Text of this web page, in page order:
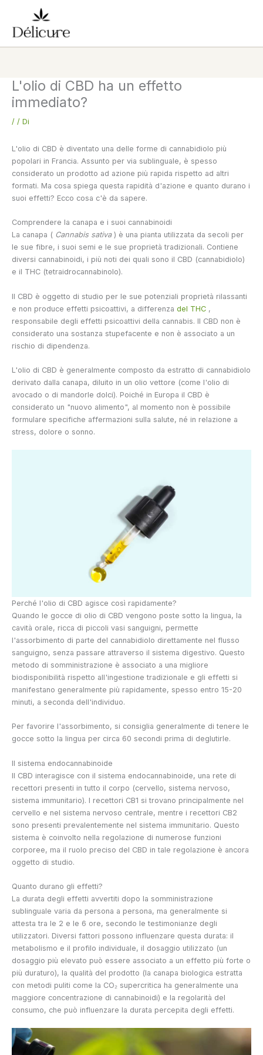
contenuto
L'olio di CBD ha un effetto
immediato?
/ / Di
L'olio di CBD è diventato una delle forme di cannabidiolo più
popolari in Francia. Assunto per via sublinguale, è spesso
considerato un prodotto ad azione più rapida rispetto ad altri
formati. Ma cosa spiega questa rapidità d'azione e quanto durano i
suoi effetti? Ecco cosa c'è da sapere.
Comprendere la canapa e i suoi cannabinoidi
La canapa ( Cannabis sativa) è una pianta utilizzata da secoli per
le sue fibre, i suoi semi e le sue proprietà tradizionali. Contiene
diversi cannabinoidi, i più noti dei quali sono il CBD (cannabidiolo)
e il THC (tetraidrocannabinolo).
Il CBD è oggetto di studio per le sue potenziali proprietà rilassanti
e non produce effetti psicoattivi, a differenza del THC ,
responsabile degli effetti psicoattivi della cannabis. Il CBD non è
considerato una sostanza stupefacente e non è associato a un
rischio di dipendenza.
L'olio di CBD è generalmente composto da estratto di cannabidiolo
derivato dalla canapa, diluito in un olio vettore (come l'olio di
avocado o di mandorle dolci). Poiché in Europa il CBD è
considerato un "nuovo alimento", al momento non è possibile
formulare specifiche affermazioni sulla salute, né in relazione a
stress, dolore o sonno.
Perché l'olio di CBD agisce così rapidamente?
Quando le gocce di olio di CBD vengono poste sotto la lingua, la
cavità orale, ricca di piccoli vasi sanguigni, permette
l'assorbimento di parte del cannabidiolo direttamente nel flusso
sanguigno, senza passare attraverso il sistema digestivo. Questo
metodo di somministrazione è associato a una migliore
biodisponibilità rispetto all'ingestione tradizionale e gli effetti si
manifestano generalmente più rapidamente, spesso entro 15-20
minuti, a seconda dell'individuo.
Per favorire l'assorbimento, si consiglia generalmente di tenere le
gocce sotto la lingua per circa 60 secondi prima di deglutirle.
Il sistema endocannabinoide
Il CBD interagisce con il sistema endocannabinoide, una rete di
recettori presenti in tutto il corpo (cervello, sistema nervoso,
sistema immunitario). I recettori CB1 si trovano principalmente nel
cervello e nel sistema nervoso centrale, mentre i recettori CB2
sono presenti prevalentemente nel sistema immunitario. Questo
sistema è coinvolto nella regolazione di numerose funzioni
corporee, ma il ruolo preciso del CBD in tale regolazione è ancora
oggetto di studio.
Quanto durano gli effetti?
La durata degli effetti avvertiti dopo la somministrazione
sublinguale varia da persona a persona, ma generalmente si
attesta tra le 2 e le 6 ore, secondo le testimonianze degli
utilizzatori. Diversi fattori possono influenzare questa durata: il
metabolismo e il profilo individuale, il dosaggio utilizzato (un
dosaggio più elevato può essere associato a un effetto più forte o
più duraturo), la qualità del prodotto (la canapa biologica estratta
con metodi puliti come la CO₂ supercritica ha generalmente una
maggiore concentrazione di cannabinoidi) e la regolarità del
consumo, che può influenzare la durata percepita degli effetti.